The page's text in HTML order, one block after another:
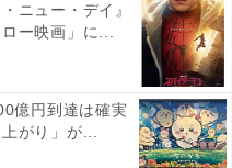
をしているという一面
1回が新しいレースで
ソンメジャーズの）シリ
ニュー・デイ』
ー映画」に...
億円到達は確実
がり」が...